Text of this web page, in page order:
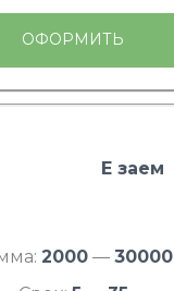
ОФОРМИТЬ
Е заем
2000— 30000